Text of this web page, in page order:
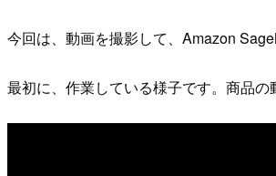
今回は、動画を撮影して、Amazon
最初に、作業している様子です。商品の